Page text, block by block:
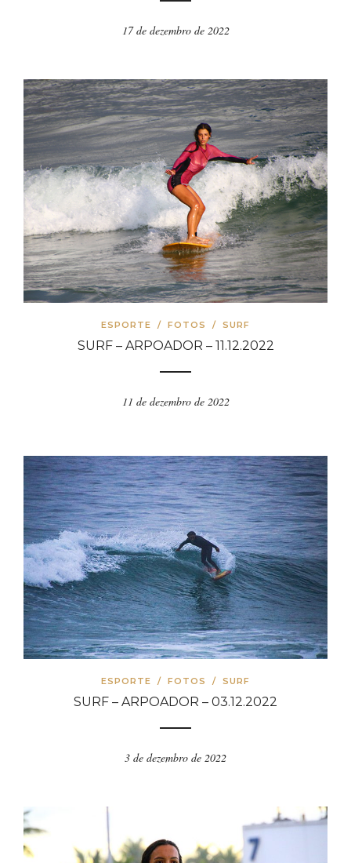
ESPORTE/FOTOS/SURF
SURF – ARPOADOR – 11.12.2022
11 de dezembro de 2022
ESPORTE/FOTOS/SURF
SURF – ARPOADOR – 03.12.2022
3 de dezembro de 2022